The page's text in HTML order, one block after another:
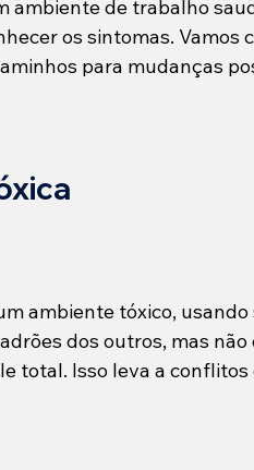
ambiente de trabalho
os sintomas. Vamos
para mudanças
ambiente tóxico, usando
dos outros, mas não
total. Isso leva a